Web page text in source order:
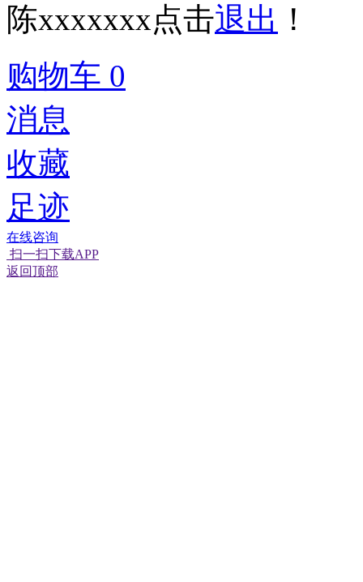
陈xxxxxxx点击退出 ！
购物车 0
消息
收藏
足迹
在线咨询
扫一扫下载APP
返回顶部